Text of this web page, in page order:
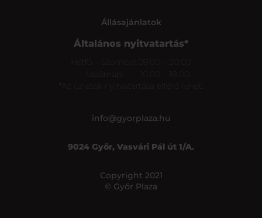
Állásajánlatok
Általános nyitvatartás*
*Az üzletek nyitvatartása eltérő lehet.
info@gyorplaza.hu
9024 Győr, Vasvári Pál út 1/A.
Copyright 2021
© Győr Plaza